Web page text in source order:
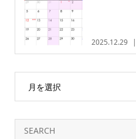
2025.12.29
月を選択